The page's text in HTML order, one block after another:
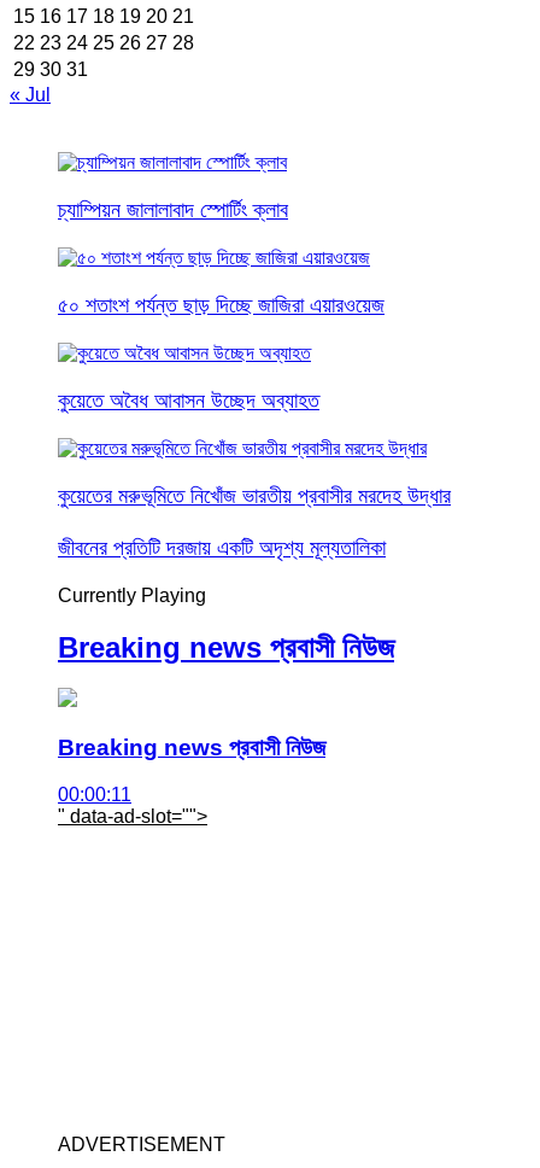
15 16 17 18 19 20 21
22 23 24 25 26 27 28
29 30 31
« Jul
চ্যাম্পিয়ন জালালাবাদ স্পোর্টিং ক্লাব
৫০ শতাংশ পর্যন্ত ছাড় দিচ্ছে জাজিরা এয়ারওয়েজ
কুয়েতে অবৈধ আবাসন উচ্ছেদ অব্যাহত
কুয়েতের মরুভূমিতে নিখোঁজ ভারতীয় প্রবাসীর মরদেহ উদ্ধার
জীবনের প্রতিটি দরজায় একটি অদৃশ্য মূল্যতালিকা
Currently Playing
Breaking news প্রবাসী নিউজ
Breaking news প্রবাসী নিউজ
00:00:11
" data-ad-slot="">
ADVERTISEMENT